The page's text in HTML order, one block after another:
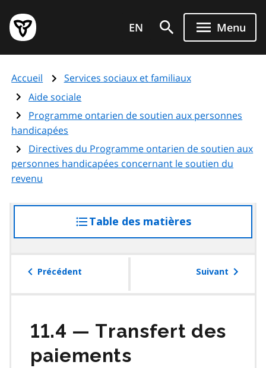
au
contenu
principal
Page
d'accueil
de
l'Ontario
EN Menu
Accueil
Services sociaux et familiaux
Aide sociale
Programme ontarien de soutien aux personnes
handicapées
Directives du Programme ontarien de soutien aux
personnes handicapées concernant le soutien du
revenu
Table des matières
à
table
Précédent Suivant
11.4 — Transfert des
paiements